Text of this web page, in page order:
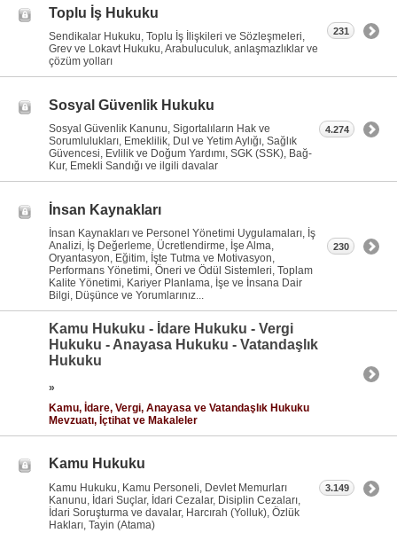
Toplu İş Hukuku
Sendikalar Hukuku, Toplu İş İlişkileri ve Sözleşmeleri,
Grev ve Lokavt Hukuku, Arabuluculuk, anlaşmazlıklar ve
çözüm yolları
231
Sosyal Güvenlik Hukuku
Sosyal Güvenlik Kanunu, Sigortalıların Hak ve
Sorumlulukları, Emeklilik, Dul ve Yetim Aylığı, Sağlık
Güvencesi, Evlilik ve Doğum Yardımı, SGK (SSK), Bağ-
Kur, Emekli Sandığı ve ilgili davalar
4.274
İnsan Kaynakları
İnsan Kaynakları ve Personel Yönetimi Uygulamaları, İş
Analizi, İş Değerleme, Ücretlendirme, İşe Alma,
Oryantasyon, Eğitim, İşte Tutma ve Motivasyon,
Performans Yönetimi, Öneri ve Ödül Sistemleri, Toplam
Kalite Yönetimi, Kariyer Planlama, İşe ve İnsana Dair
Bilgi, Düşünce ve Yorumlarınız...
230
Kamu Hukuku - İdare Hukuku - Vergi
Hukuku - Anayasa Hukuku - Vatandaşlık
Hukuku
»
Kamu, İdare, Vergi, Anayasa ve Vatandaşlık Hukuku
Mevzuatı, İçtihat ve Makaleler
Kamu Hukuku
Kamu Hukuku, Kamu Personeli, Devlet Memurları
Kanunu, İdari Suçlar, İdari Cezalar, Disiplin Cezaları,
İdari Soruşturma ve davalar, Harcırah (Yolluk), Özlük
Hakları, Tayin (Atama)
3.149